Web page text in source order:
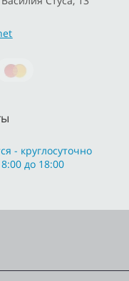
- круглосуточно
до 18:00